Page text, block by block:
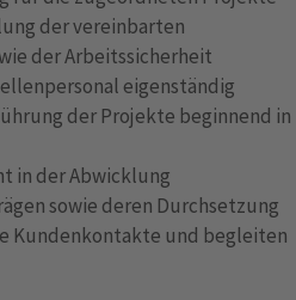
der vereinbarten
der Arbeitssicherheit
eigenständig
der Projekte beginnend in
in der Abwicklung
sowie deren Durchsetzung
Kundenkontakte und begleiten